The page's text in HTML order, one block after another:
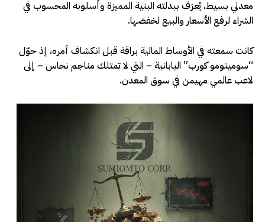
معدني بسيط، يُعرَف ببدلته البنية المميزة وأسلوبه المحسوب في
الشراء لرفع الأسعار والبيع لخفضها.
كانت سمعته في الأوساط المالية براقة قبل انكشاف أمره، إذ حوّل
“سوميتومو كورب” اليابانية – التي لا تمتلك مناجم نحاس – إلى
لاعب عالمي مهيمن في سوق المعدن.